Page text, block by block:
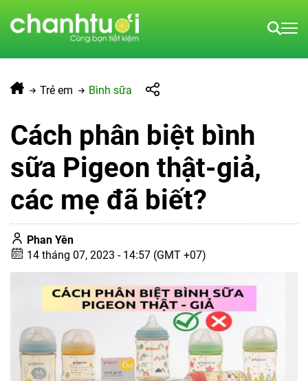
Trẻ em Bình sữa
Cách phân biệt bình
sữa Pigeon thật-giả,
các mẹ đã biết?
Phan Yên
14 tháng 07, 2023 - 14:57 (GMT +07)